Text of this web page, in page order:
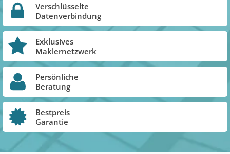
Verschlüsselte
Datenverbindung
Exklusives
Maklernetzwerk
Persönliche
Beratung
Bestpreis
Garantie